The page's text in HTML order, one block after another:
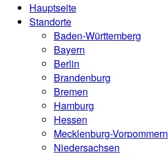
Hauptseite
Standorte
Baden-Württemberg
Bayern
Berlin
Brandenburg
Bremen
Hamburg
Hessen
Mecklenburg-Vorpommern
Niedersachsen